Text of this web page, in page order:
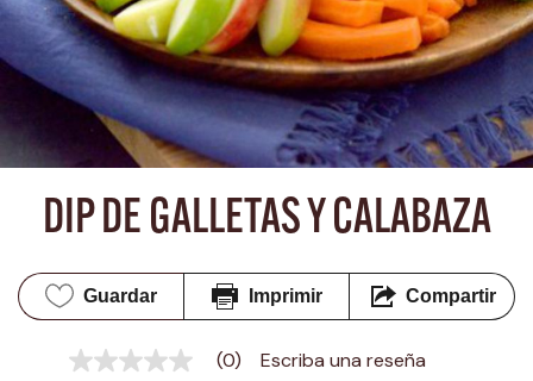
DIP DE GALLETAS Y CALABAZA
Guardar Imprimir Compartir
Sin
(0) Escriba una reseña